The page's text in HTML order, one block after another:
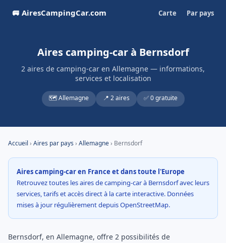
🚐 AiresCampingCar.com Carte Par pays
Aires camping-car à Bernsdorf
2 aires de camping-car en Allemagne — informations,
services et localisation
🗺️ Allemagne 📍 2 aires ✅ 0 gratuite
Accueil › Aires par pays› Allemagne› Bernsdorf
Aires camping-car en France et dans toute l'Europe
Retrouvez toutes les aires de camping-car à Bernsdorf avec leurs
services, tarifs et accès direct à la carte interactive. Données
mises à jour régulièrement depuis OpenStreetMap.
Bernsdorf, en Allemagne, offre 2 possibilités de